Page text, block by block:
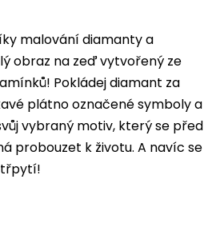
malování diamanty a
obraz na zeď vytvořený ze
Pokládej diamant za
plátno označené symboly a
vybraný motiv, který se před
probouzet k životu. A navíc se
třpytí!